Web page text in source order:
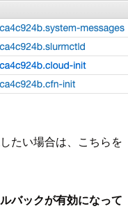
たい場合は、こちらを
バックが有効になって